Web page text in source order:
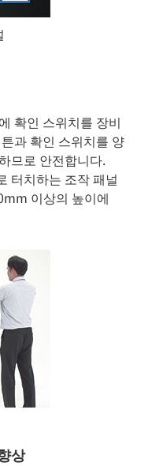
확인 스위치를 장비
과 확인 스위치를 양
므로 안전합니다.
터치하는 조작 패널
이상의 높이에
상